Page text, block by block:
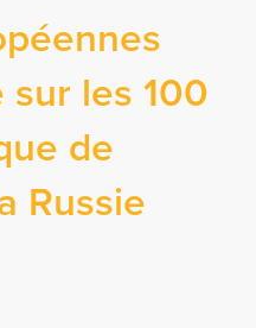
les 100
de
Russie